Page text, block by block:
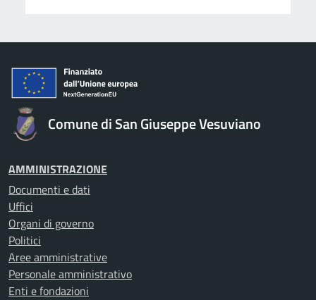
Comune di San Giuseppe Vesuviano
AMMINISTRAZIONE
Documenti e dati
Uffici
Organi di governo
Politici
Aree amministrative
Personale amministrativo
Enti e fondazioni